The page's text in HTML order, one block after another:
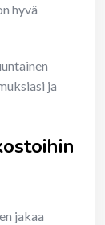
hyvä
ja
jakaa